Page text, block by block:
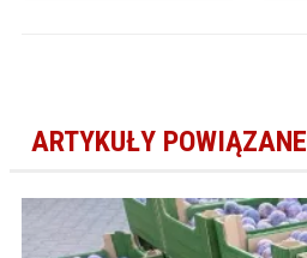
ARTYKUŁY POWIĄZANE